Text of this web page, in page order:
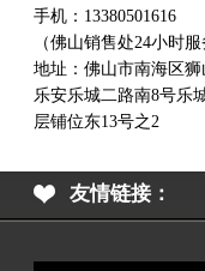
手机：13380501616
（佛山销售处24小时服
地址： 佛山市南海区
乐安乐城二路南8号乐
层铺位东13号之2
友情链接：